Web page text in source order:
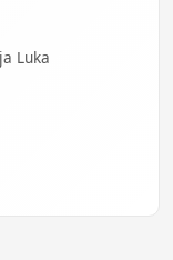
Luka